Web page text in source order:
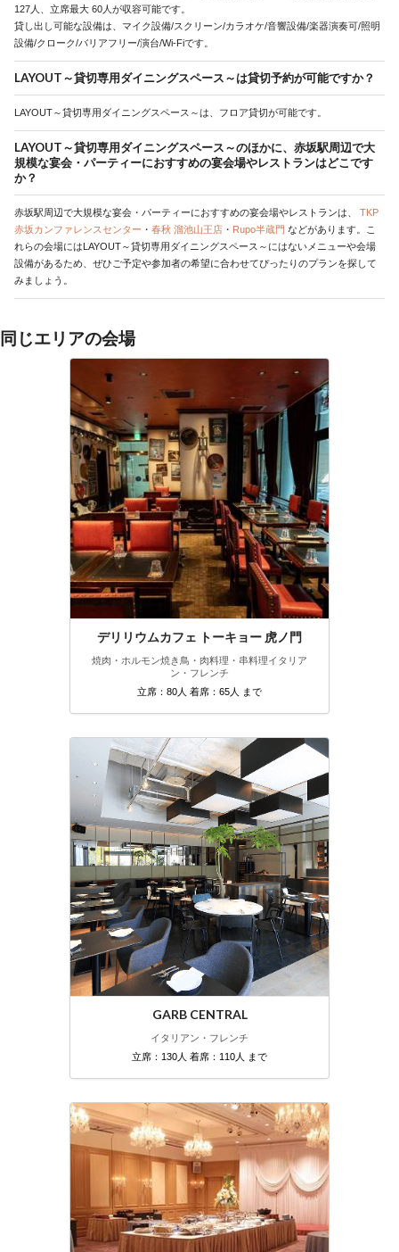
127人、立席最大 60人が収容可能です。
貸し出し可能な設備は、マイク設備/スクリーン/カラオケ/音響設備/楽器演奏可/照明
設備/クローク/バリアフリー/演台/Wi-Fiです。
LAYOUT～貸切専用ダイニングスペース～は貸切予約が可能ですか？
LAYOUT～貸切専用ダイニングスペース～は、フロア貸切が可能です。
LAYOUT～貸切専用ダイニングスペース～のほかに、赤坂駅周辺で大
規模な宴会・パーティーにおすすめの宴会場やレストランはどこです
か？
赤坂駅周辺で大規模な宴会・パーティーにおすすめの宴会場やレストランは、 TKP
赤坂カンファレンスセンター ・ 春秋 溜池山王店 ・ Rupo半蔵門 などがあります。こ
れらの会場にはLAYOUT～貸切専用ダイニングスペース～にはないメニューや会場
設備があるため、ぜひご予定や参加者の希望に合わせてぴったりのプランを探して
みましょう。
同じエリアの会場
デリリウムカフェ トーキョー 虎ノ門
焼肉・ホルモン焼き鳥・肉料理・串料理イタリア
ン・フレンチ
立席：80人 着席：65人 まで
GARB CENTRAL
イタリアン・フレンチ
立席：130人 着席：110人 まで